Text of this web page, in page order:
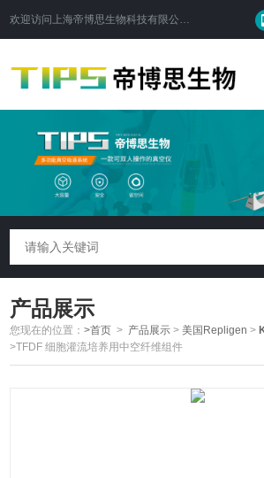
欢迎访问 上海帝博思生物科技有限公司
产品展示
您现在的位置：>首页 > 产品展示 >美国Repligen >
>TFDF 细胞灌流培养用中空纤维组件